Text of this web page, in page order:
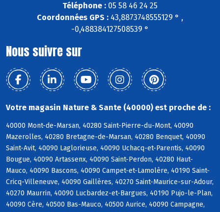
Téléphone : 05 58 46 24 25
Coordonnées GPS : 43,8873748555129 ° ,
-0,488384127508539 °
Nous suivre sur
Votre magasin Nature & Sante (40000) est proche de :
40000 Mont-de-Marsan, 40280 Saint-Pierre-du-Mont, 40090
Mazerolles, 40280 Bretagne-de-Marsan, 40280 Benquet, 40090
Saint-Avit, 40090 Laglorieuse, 40090 Uchacq-et-Parentis, 40090
Bougue, 40090 Artassenx, 40090 Saint-Perdon, 40280 Haut-
Mauco, 40090 Bascons, 40090 Campet-et-Lamolère, 40190 Saint-
Cricq-Villeneuve, 40090 Gaillères, 40270 Saint-Maurice-sur-Adour,
40270 Maurrin, 40090 Lucbardez-et-Bargues, 40190 Pujo-le-Plan,
40090 Cère, 40500 Bas-Mauco, 40500 Aurice, 40090 Campagne,